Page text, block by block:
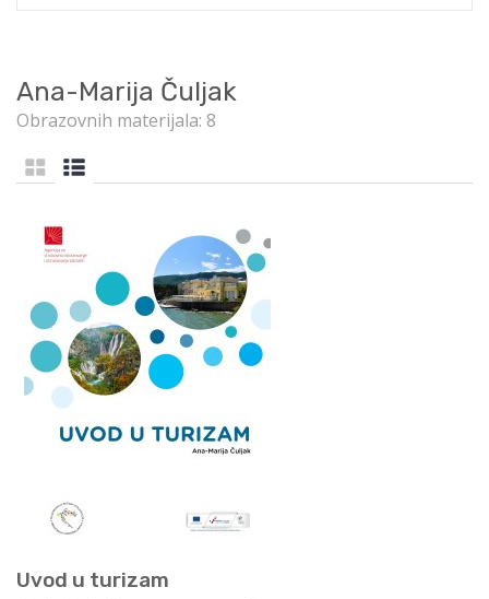
Ana-Marija Čuljak
Obrazovnih materijala: 8
Uvod u turizam